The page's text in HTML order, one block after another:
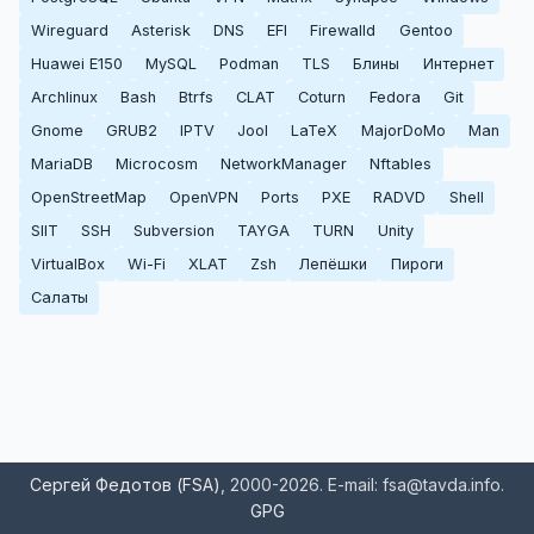
Wireguard
Asterisk DNS EFI Firewalld
Gentoo
Huawei E150
MySQL Podman TLS Блины
Интернет
Archlinux
Bash Btrfs CLAT Coturn Fedora
Git
Gnome
GRUB2 IPTV Jool LaTeX MajorDoMo
Man
MariaDB
Microcosm NetworkManager
Nftables
OpenStreetMap
OpenVPN Ports PXE RADVD
Shell
SIIT
SSH Subversion TAYGA TURN
Unity
VirtualBox
Wi-Fi XLAT Zsh Лепёшки
Пироги
Салаты
Сергей Федотов (FSA)
, 2000-2026. E-mail: fsa@tavda.info.
GPG